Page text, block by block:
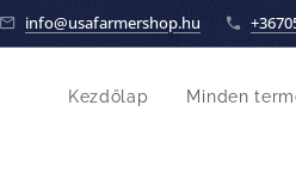
info@usafarmershop.hu
Kezdőlap Minden